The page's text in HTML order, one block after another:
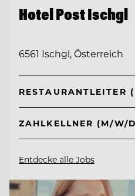
Hotel Post Ischgl
6561 Ischgl, Österreich
RESTAURANTLEITER
ZAHLKELLNER (M/W/
Entdecke alle Jobs